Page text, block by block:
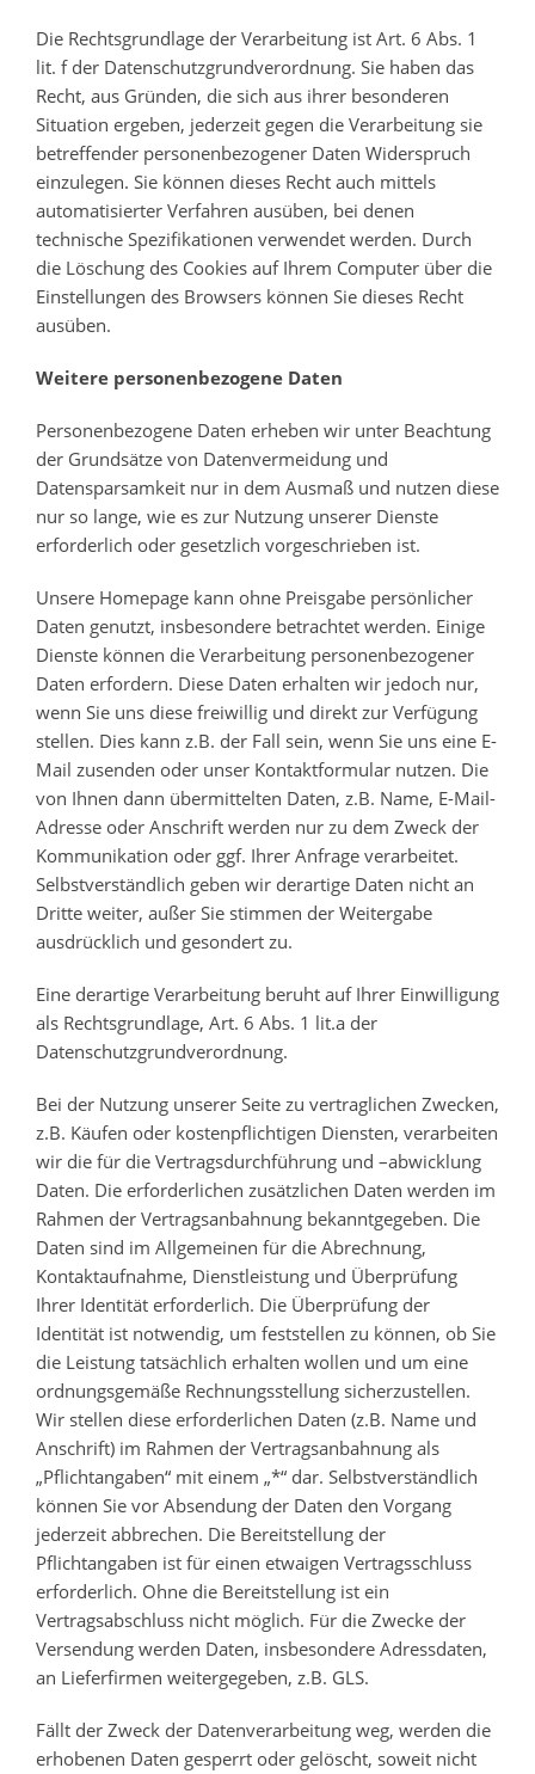
Die Rechtsgrundlage der Verarbeitung ist Art. 6 Abs. 1
lit. f der Datenschutzgrundverordnung. Sie haben das
Recht, aus Gründen, die sich aus ihrer besonderen
Situation ergeben, jederzeit gegen die Verarbeitung sie
betreffender personenbezogener Daten Widerspruch
einzulegen. Sie können dieses Recht auch mittels
automatisierter Verfahren ausüben, bei denen
technische Spezifikationen verwendet werden. Durch
die Löschung des Cookies auf Ihrem Computer über die
Einstellungen des Browsers können Sie dieses Recht
ausüben.
Weitere personenbezogene Daten
Personenbezogene Daten erheben wir unter Beachtung
der Grundsätze von Datenvermeidung und
Datensparsamkeit nur in dem Ausmaß und nutzen diese
nur so lange, wie es zur Nutzung unserer Dienste
erforderlich oder gesetzlich vorgeschrieben ist.
Unsere Homepage kann ohne Preisgabe persönlicher
Daten genutzt, insbesondere betrachtet werden. Einige
Dienste können die Verarbeitung personenbezogener
Daten erfordern. Diese Daten erhalten wir jedoch nur,
wenn Sie uns diese freiwillig und direkt zur Verfügung
stellen. Dies kann z.B. der Fall sein, wenn Sie uns eine E-
Mail zusenden oder unser Kontaktformular nutzen. Die
von Ihnen dann übermittelten Daten, z.B. Name, E-Mail-
Adresse oder Anschrift werden nur zu dem Zweck der
Kommunikation oder ggf. Ihrer Anfrage verarbeitet.
Selbstverständlich geben wir derartige Daten nicht an
Dritte weiter, außer Sie stimmen der Weitergabe
ausdrücklich und gesondert zu.
Eine derartige Verarbeitung beruht auf Ihrer Einwilligung
als Rechtsgrundlage, Art. 6 Abs. 1 lit.a der
Datenschutzgrundverordnung.
Bei der Nutzung unserer Seite zu vertraglichen Zwecken,
z.B. Käufen oder kostenpflichtigen Diensten, verarbeiten
wir die für die Vertragsdurchführung und –abwicklung
Daten. Die erforderlichen zusätzlichen Daten werden im
Rahmen der Vertragsanbahnung bekanntgegeben. Die
Daten sind im Allgemeinen für die Abrechnung,
Kontaktaufnahme, Dienstleistung und Überprüfung
Ihrer Identität erforderlich. Die Überprüfung der
Identität ist notwendig, um feststellen zu können, ob Sie
die Leistung tatsächlich erhalten wollen und um eine
ordnungsgemäße Rechnungsstellung sicherzustellen.
Wir stellen diese erforderlichen Daten (z.B. Name und
Anschrift) im Rahmen der Vertragsanbahnung als
„Pflichtangaben“ mit einem „*“ dar. Selbstverständlich
können Sie vor Absendung der Daten den Vorgang
jederzeit abbrechen. Die Bereitstellung der
Pflichtangaben ist für einen etwaigen Vertragsschluss
erforderlich. Ohne die Bereitstellung ist ein
Vertragsabschluss nicht möglich. Für die Zwecke der
Versendung werden Daten, insbesondere Adressdaten,
an Lieferfirmen weitergegeben, z.B. GLS.
Fällt der Zweck der Datenverarbeitung weg, werden die
erhobenen Daten gesperrt oder gelöscht, soweit nicht